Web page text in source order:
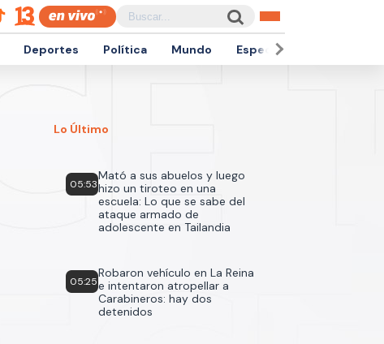
Deportes Política Mundo Espectáculos
Lo Último
05:53
Mató a sus abuelos y luego
hizo un tiroteo en una
escuela: Lo que se sabe del
ataque armado de
adolescente en Tailandia
05:25
Robaron vehículo en La Reina
e intentaron atropellar a
Carabineros: hay dos
detenidos